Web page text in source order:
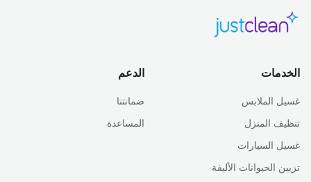
الخدمات
غسيل الملابس
تنظيف المنزل
غسيل السيارات
تزيين الحيوانات الأليفة
الدعم
ضمانتنا
المساعدة